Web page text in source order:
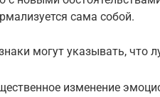
сама собой.
могут указывать, что
изменение